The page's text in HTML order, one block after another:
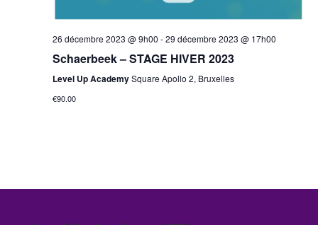
26 décembre 2023 @ 9h00 -29 décembre 2023 @ 17h00
Schaerbeek – STAGE HIVER 2023
Level Up AcademySquare Apollo 2, Bruxelles
€90.00